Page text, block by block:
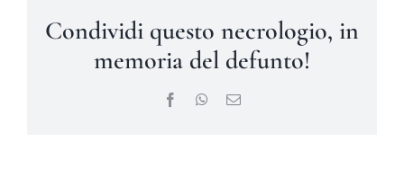
Condividi questo necrologio, in
memoria del defunto!
FacebookWhatsApp
Email